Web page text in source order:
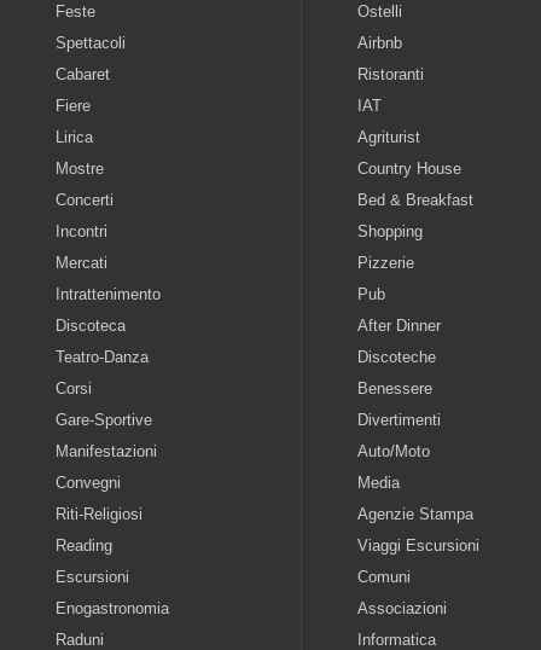
Feste
Spettacoli
Cabaret
Fiere
Lirica
Mostre
Concerti
Incontri
Mercati
Intrattenimento
Discoteca
Teatro-Danza
Corsi
Gare-Sportive
Manifestazioni
Convegni
Riti-Religiosi
Reading
Escursioni
Enogastronomia
Raduni
Ostelli
Airbnb
Ristoranti
IAT
Agriturist
Country House
Bed & Breakfast
Shopping
Pizzerie
Pub
After Dinner
Discoteche
Benessere
Divertimenti
Auto/Moto
Media
Agenzie Stampa
Viaggi Escursioni
Comuni
Associazioni
Informatica